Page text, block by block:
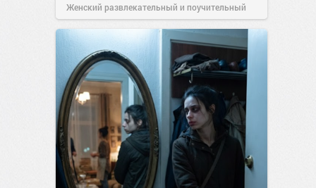
Женский развлекательный и поучительный
сайт. 23:40 06 авг 2026